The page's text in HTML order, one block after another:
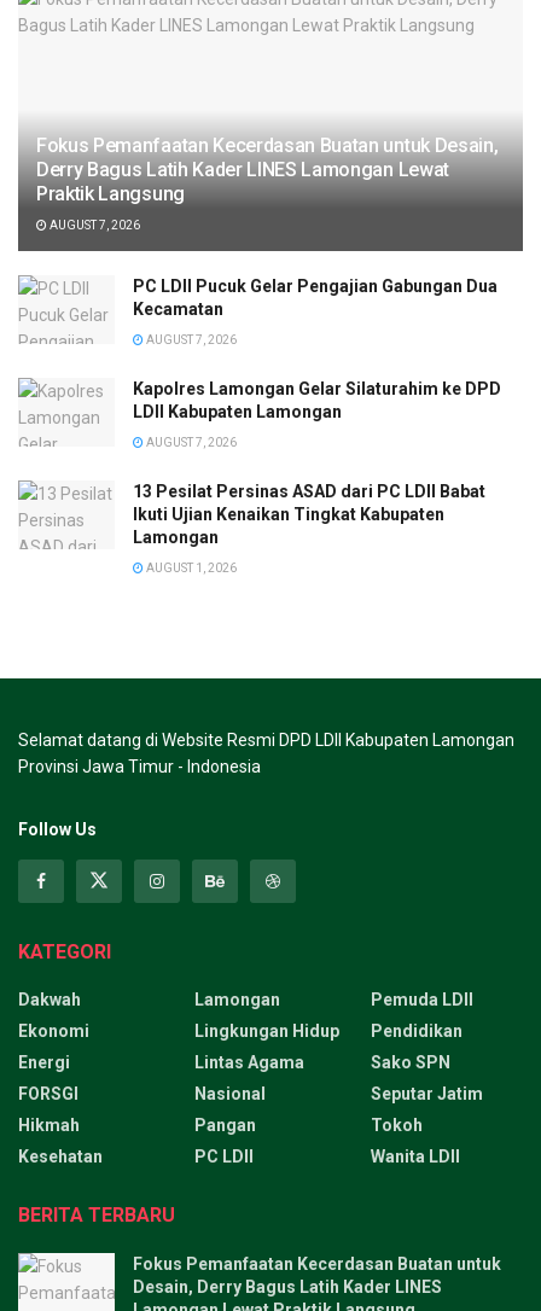
Fokus Pemanfaatan Kecerdasan Buatan untuk Desain,
Derry Bagus Latih Kader LINES Lamongan Lewat
Praktik Langsung
AUGUST 7, 2026
PC LDII Pucuk Gelar Pengajian Gabungan Dua
Kecamatan
AUGUST 7, 2026
Kapolres Lamongan Gelar Silaturahim ke DPD
LDII Kabupaten Lamongan
AUGUST 7, 2026
13 Pesilat Persinas ASAD dari PC LDII Babat
Ikuti Ujian Kenaikan Tingkat Kabupaten
Lamongan
AUGUST 1, 2026
Selamat datang di Website Resmi DPD LDII Kabupaten Lamongan
Provinsi Jawa Timur - Indonesia
Follow Us
KATEGORI
Dakwah
Ekonomi
Energi
FORSGI
Hikmah
Kesehatan
Lamongan
Lingkungan Hidup
Lintas Agama
Nasional
Pangan
PC LDII
Pemuda LDII
Pendidikan
Sako SPN
Seputar Jatim
Tokoh
Wanita LDII
BERITA TERBARU
Fokus Pemanfaatan Kecerdasan Buatan untuk
Desain, Derry Bagus Latih Kader LINES